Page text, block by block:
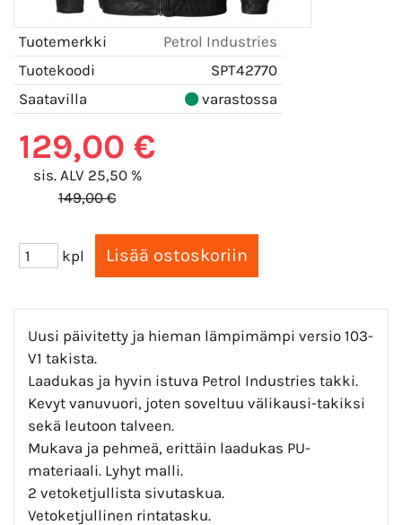
Tuotemerkki
Petrol Industries
Tuotekoodi
SPT42770
Saatavilla
varastossa
129,00 €
sis. ALV 25,50 %
149,00 €
kpl
Uusi päivitetty ja hieman lämpimämpi versio 103-
V1 takista.
Laadukas ja hyvin istuva Petrol Industries takki.
Kevyt vanuvuori, joten soveltuu välikausi-takiksi
sekä leutoon talveen.
Mukava ja pehmeä, erittäin laadukas PU-
materiaali. Lyhyt malli.
2 vetoketjullista sivutaskua.
Vetoketjullinen rintatasku.